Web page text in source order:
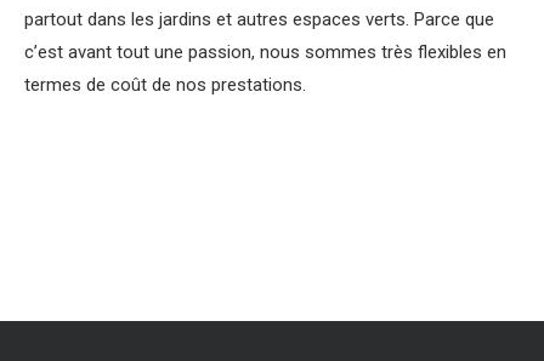
partout dans les jardins et autres espaces verts. Parce que
c’est avant tout une passion, nous sommes très flexibles en
termes de coût de nos prestations.